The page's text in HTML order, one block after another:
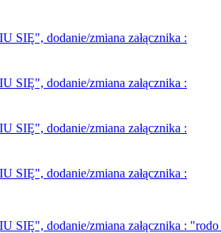
dodanie/zmiana załącznika :
dodanie/zmiana załącznika :
dodanie/zmiana załącznika :
dodanie/zmiana załącznika :
dodanie/zmiana załącznika :